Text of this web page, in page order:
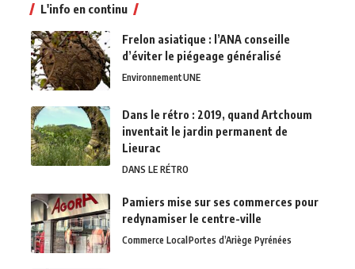
L'info en continu
Frelon asiatique : l’ANA conseille
d’éviter le piégeage généralisé
EnvironnementUNE
Dans le rétro : 2019, quand Artchoum
inventait le jardin permanent de
Lieurac
DANS LE RÉTRO
Pamiers mise sur ses commerces pour
redynamiser le centre-ville
Commerce LocalPortes d’Ariège Pyrénées